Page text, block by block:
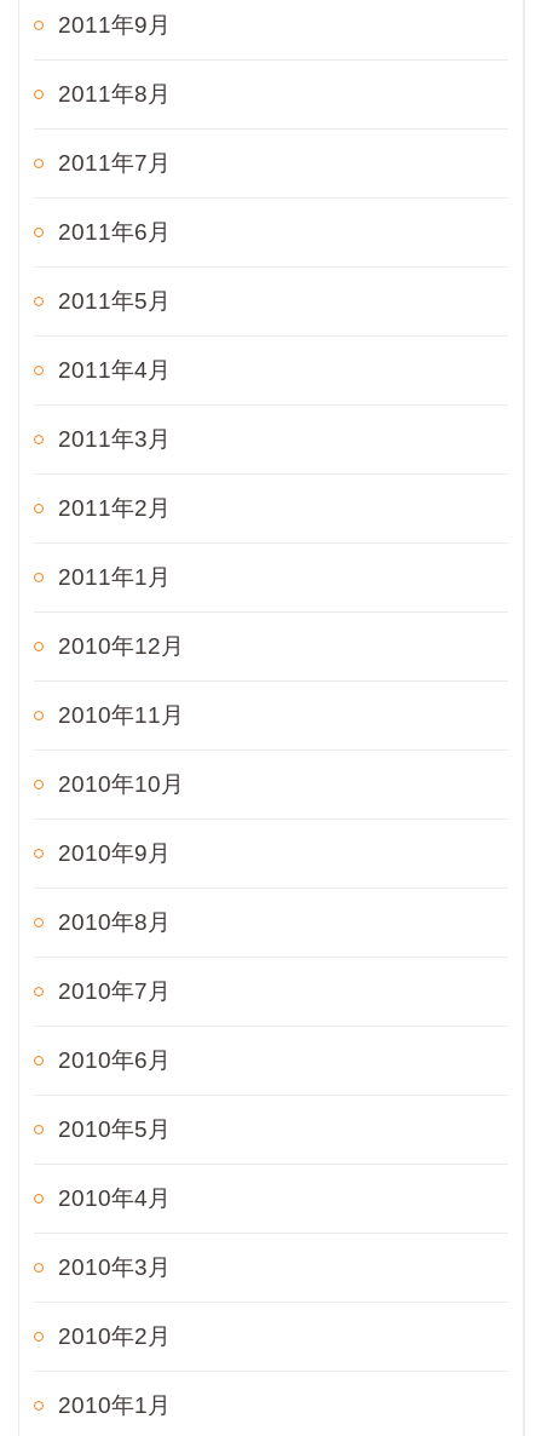
2011年9月
2011年8月
2011年7月
2011年6月
2011年5月
2011年4月
2011年3月
2011年2月
2011年1月
2010年12月
2010年11月
2010年10月
2010年9月
2010年8月
2010年7月
2010年6月
2010年5月
2010年4月
2010年3月
2010年2月
2010年1月